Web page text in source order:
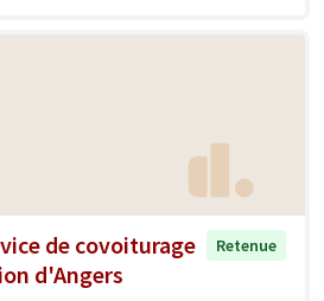
de covoiturage
d'Angers
Retenue